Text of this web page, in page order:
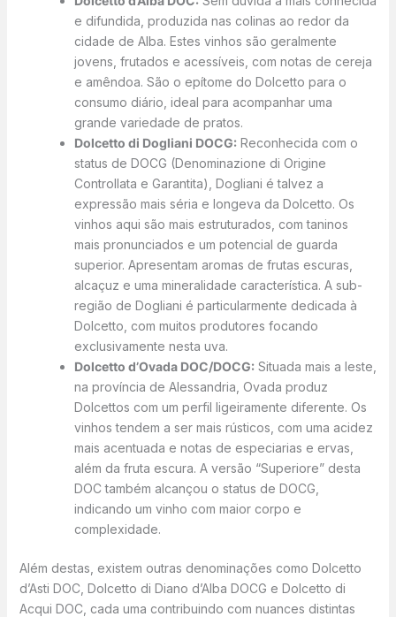
e difundida, produzida nas colinas ao redor da
cidade de Alba. Estes vinhos são geralmente
jovens, frutados e acessíveis, com notas de cereja
e amêndoa. São o epítome do Dolcetto para o
consumo diário, ideal para acompanhar uma
grande variedade de pratos.
Dolcetto di Dogliani DOCG:Reconhecida com o
status de DOCG (Denominazione di Origine
Controllata e Garantita), Dogliani é talvez a
expressão mais séria e longeva da Dolcetto. Os
vinhos aqui são mais estruturados, com taninos
mais pronunciados e um potencial de guarda
superior. Apresentam aromas de frutas escuras,
alcaçuz e uma mineralidade característica. A sub-
região de Dogliani é particularmente dedicada à
Dolcetto, com muitos produtores focando
exclusivamente nesta uva.
Dolcetto d’Ovada DOC/DOCG:Situada mais a leste,
na província de Alessandria, Ovada produz
Dolcettos com um perfil ligeiramente diferente. Os
vinhos tendem a ser mais rústicos, com uma acidez
mais acentuada e notas de especiarias e ervas,
além da fruta escura. A versão “Superiore” desta
DOC também alcançou o status de DOCG,
indicando um vinho com maior corpo e
complexidade.
Além destas, existem outras denominações como Dolcetto
d’Asti DOC, Dolcetto di Diano d’Alba DOCG e Dolcetto di
Acqui DOC, cada uma contribuindo com nuances distintas